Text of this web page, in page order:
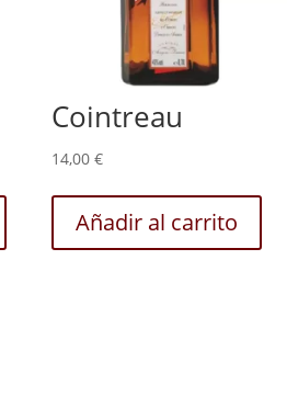
Cointreau
14,00 €
Añadir al carrito